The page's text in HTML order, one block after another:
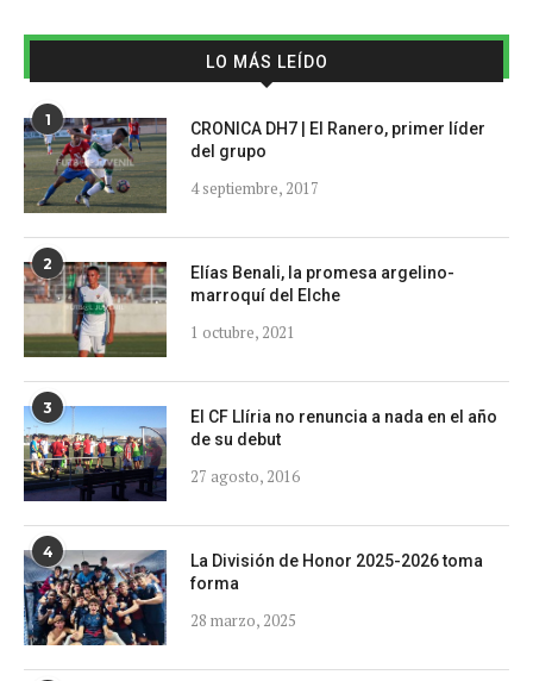
LO MÁS LEÍDO
1
CRONICA DH7 | El Ranero, primer líder
del grupo
4 septiembre, 2017
2
Elías Benali, la promesa argelino-
marroquí del Elche
1 octubre, 2021
3
El CF Llíria no renuncia a nada en el año
de su debut
27 agosto, 2016
4
La División de Honor 2025-2026 toma
forma
28 marzo, 2025